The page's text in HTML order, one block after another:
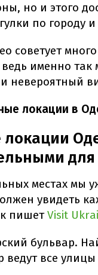
но и этого
по городу
советует
именно
невероятный
локации в
локации
местах мы
увидеть
пишетVisit
бульвар.
ведут все